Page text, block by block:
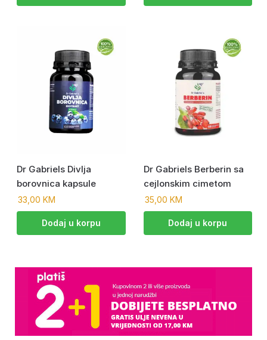
Dr Gabriels Divlja
borovnica kapsule
33,00 KM
Dodaj u korpu
Dr Gabriels Berberin sa
cejlonskim cimetom
35,00 KM
Dodaj u korpu